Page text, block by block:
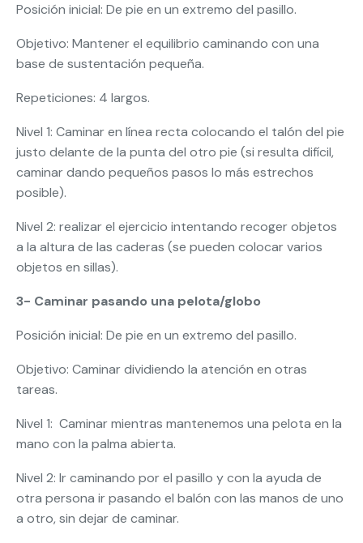
Posición inicial: De pie en un extremo del pasillo.
Objetivo: Mantener el equilibrio caminando con una
base de sustentación pequeña.
Repeticiones: 4 largos.
Nivel 1: Caminar en línea recta colocando el talón del pie
justo delante de la punta del otro pie (si resulta difícil,
caminar dando pequeños pasos lo más estrechos
posible).
Nivel 2: realizar el ejercicio intentando recoger objetos
a la altura de las caderas (se pueden colocar varios
objetos en sillas).
3- Caminar pasando una pelota/globo
Posición inicial: De pie en un extremo del pasillo.
Objetivo: Caminar dividiendo la atención en otras
tareas.
Nivel 1: Caminar mientras mantenemos una pelota en la
mano con la palma abierta.
Nivel 2: Ir caminando por el pasillo y con la ayuda de
otra persona ir pasando el balón con las manos de uno
a otro, sin dejar de caminar.